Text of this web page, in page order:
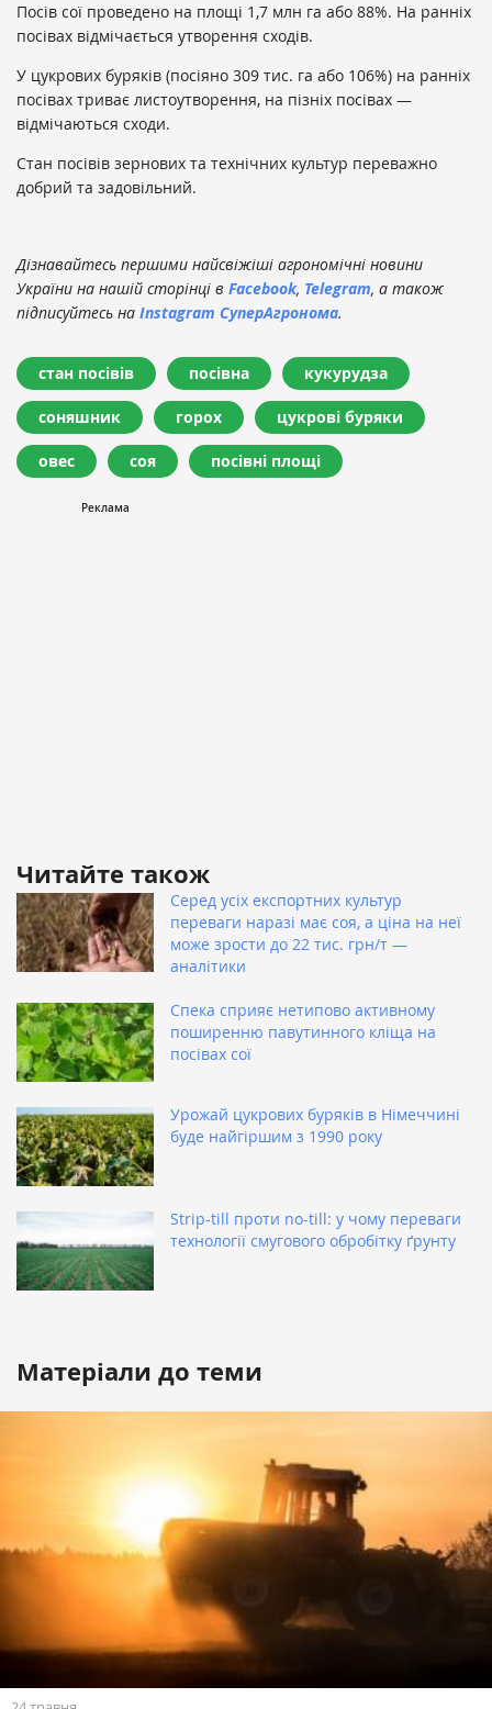
Посів сої проведено на площі 1,7 млн га або 88%. На ранніх
посівах відмічається утворення сходів.
У цукрових буряків (посіяно 309 тис. га або 106%) на ранніх
посівах триває листоутворення, на пізніх посівах —
відмічаються сходи.
Стан посівів зернових та технічних культур переважно
добрий та задовільний.
Дізнавайтесь першими найсвіжіші агрономічні новини
України на нашій сторінці в Facebook, Telegram, а також
підписуйтесь на Instagram СуперАгронома.
стан посівів посівна кукурудза
соняшник горох цукрові буряки
овес соя посівні площі
Читайте також
Серед усіх експортних культур
переваги наразі має соя, а ціна на неї
може зрости до 22 тис. грн/т —
аналітики
Спека сприяє нетипово активному
поширенню павутинного кліща на
посівах сої
Урожай цукрових буряків в Німеччині
буде найгіршим з 1990 року
Strip-till проти no-till: у чому переваги
технології смугового обробітку ґрунту
Матеріали до теми